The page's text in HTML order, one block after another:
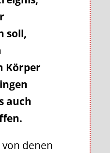
soll,
Körper
auch
von denen